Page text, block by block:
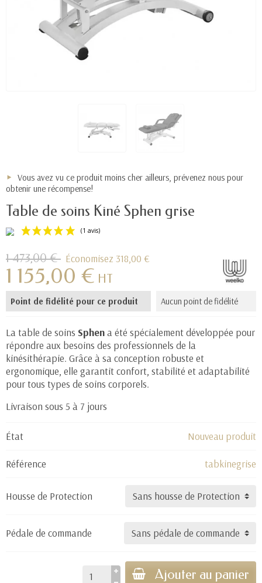
Vous avez vu ce produit moins cher ailleurs, prévenez nous pour
obtenir une récompense!
Table de soins Kiné Sphen grise
1 473,00 € Économisez 318,00 €
1 155,00 € HT
Point de fidélité pour ce produit Aucun point de fidélité
La table de soins Sphena été spécialement développée pour
répondre aux besoins des professionnels de la
kinésithérapie. Grâce à sa conception robuste et
ergonomique, elle garantit confort, stabilité et adaptabilité
pour tous types de soins corporels.
Livraison sous 5 à 7 jours
État Nouveau produit
Référence tabkinegrise
Housse de Protection
Pédale de commande
Ajouter au panier